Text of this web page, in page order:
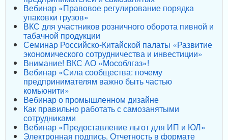
Вебинар «Правовое регулирование порядка
упаковки грузов»
ВКС для участников розничного оборота пивной и
табачной продукции
Семинар Российско-Китайской палаты «Развитие
экономического сотрудничества и инвестиции»
Внимание! ВКС АО «Мособлгаз»!
Вебинар «Сила сообщества: почему
предпринимателям важно быть частью
комьюнити»
Вебинар о промышленном дизайне
Как правильно работать с самозанятыми
сотрудниками
Вебинар «Предоставление льгот для ИП и ЮЛ»
Электронная подпись. Отчетность в формате